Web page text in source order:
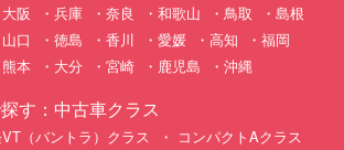
大阪 兵庫 奈良 和歌山 鳥取
島根
山口 徳島 香川 愛媛 高知
福岡
熊本 大分 宮崎 鹿児島 沖縄
す：中古車クラス
（バントラ）クラス
コンパクトAクラス